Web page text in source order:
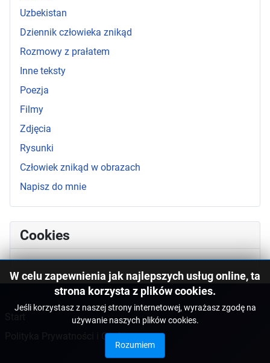
Uzbekistan
Dziennik człowieka znikąd
Rozmowy z prałatem
Inne teksty
Poezja
Filmy
Zdjęcia
Rysunki
Człowiek znikąd w obrazach
Napisz do mnie
Cookies
W celu zapewnienia jak najlepszych usług online, ta
strona korzysta z plików cookies.
Jeśli korzystasz z naszej strony internetowej, wyrażasz zgodę na
używanie naszych plików cookies.
Rozumiem
Polityka Prywatności i Cookies